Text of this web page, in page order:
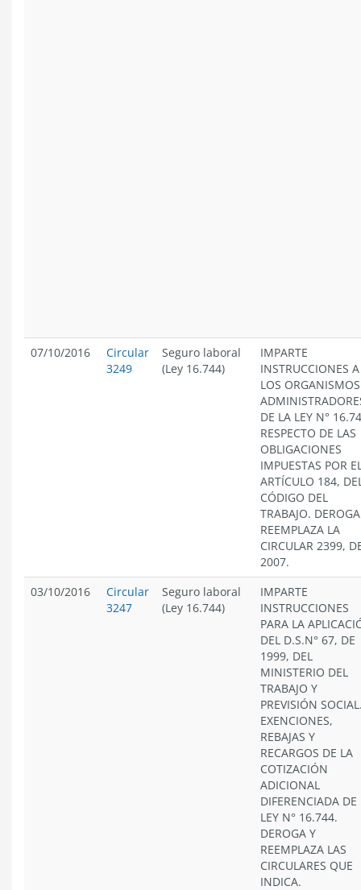
07/10/2016
Circular
3249
Seguro laboral
(Ley 16.744)
IMPARTE
INSTRUCCIONES A
LOS ORGANISMOS
DE LA LEY N°
RESPECTO DE LAS
OBLIGACIONES
IMPUESTAS POR
ARTÍCULO 184,
CÓDIGO DEL
TRABAJO.
REEMPLAZA LA
CIRCULAR 2399,
2007.
03/10/2016
Circular
3247
Seguro laboral
(Ley 16.744)
IMPARTE
INSTRUCCIONES
PARA LA
DEL D.S.N° 67, DE
1999, DEL
MINISTERIO DEL
TRABAJO Y
PREVISIÓN
EXENCIONES,
REBAJAS Y
RECARGOS DE LA
COTIZACIÓN
ADICIONAL
DIFERENCIADA DE
LEY N° 16.744.
DEROGA Y
REEMPLAZA LAS
CIRCULARES QUE
INDICA.